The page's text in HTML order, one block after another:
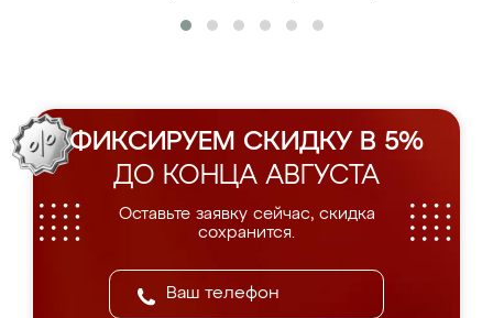
ФИКСИРУЕМ СКИДКУ В 5%
ДО КОНЦА АВГУСТА
Оставьте заявку сейчас, скидка
сохранится.